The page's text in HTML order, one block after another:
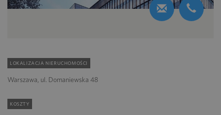
LOKALIZACJA NIERUCHOMOŚCI
Warszawa, ul. Domaniewska 48
KOSZTY